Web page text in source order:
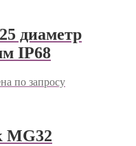
диаметр
IP68
по запросу
MG32